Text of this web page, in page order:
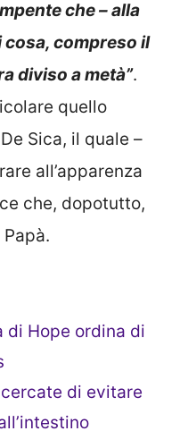
che – alla
cosa, compreso il
diviso a metà”.
quello
Sica, il quale –
all’apparenza
che, dopotutto,
di Hope ordina di
di evitare